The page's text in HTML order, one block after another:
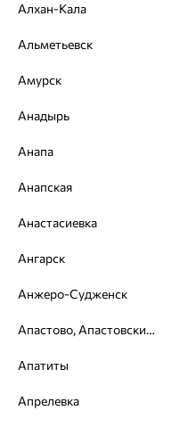
Похожие изделия
Браслет,
Золотые
от 79 943
Браслет,
Алхан-Кала
Альметьевск
Амурск
Анадырь
Анапа
Анапская
Анастасиевка
Ангарск
Анжеро-Судженск
Апастово, Апастовский район
Апатиты
Апрелевка